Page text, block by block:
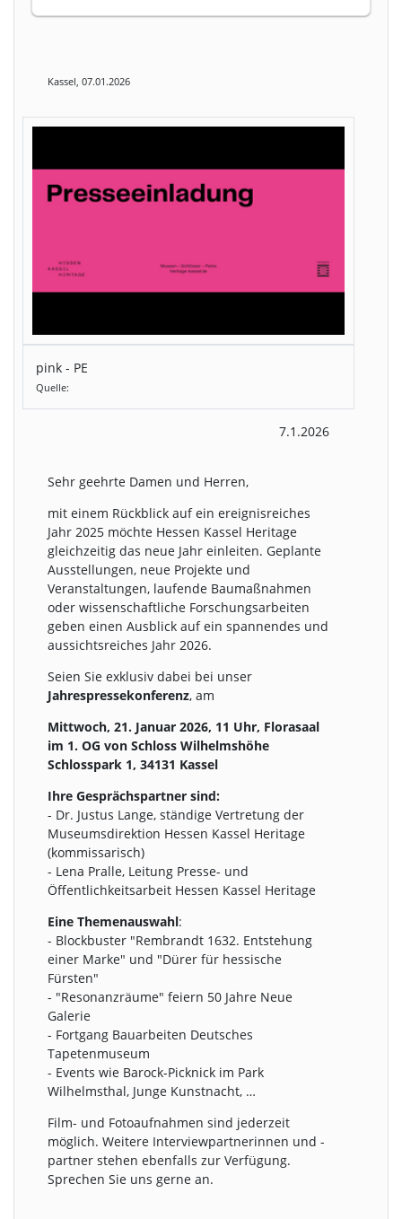
Kassel, 07.01.2026
pink - PE
Quelle:
7.1.2026
Sehr geehrte Damen und Herren,
mit einem Rückblick auf ein ereignisreiches
Jahr 2025 möchte Hessen Kassel Heritage
gleichzeitig das neue Jahr einleiten. Geplante
Ausstellungen, neue Projekte und
Veranstaltungen, laufende Baumaßnahmen
oder wissenschaftliche Forschungsarbeiten
geben einen Ausblick auf ein spannendes und
aussichtsreiches Jahr 2026.
Seien Sie exklusiv dabei bei unser
Jahrespressekonferenz, am
Mittwoch, 21. Januar 2026, 11 Uhr, Florasaal
im 1. OG von Schloss Wilhelmshöhe
Schlosspark 1, 34131 Kassel
Ihre Gesprächspartner sind:
- Dr. Justus Lange, ständige Vertretung der
Museumsdirektion Hessen Kassel Heritage
(kommissarisch)
- Lena Pralle, Leitung Presse- und
Öffentlichkeitsarbeit Hessen Kassel Heritage
Eine Themenauswahl:
- Blockbuster "Rembrandt 1632. Entstehung
einer Marke" und "Dürer für hessische
Fürsten"
- "Resonanzräume" feiern 50 Jahre Neue
Galerie
- Fortgang Bauarbeiten Deutsches
Tapetenmuseum
- Events wie Barock-Picknick im Park
Wilhelmsthal, Junge Kunstnacht, …
Film- und Fotoaufnahmen sind jederzeit
möglich. Weitere Interviewpartnerinnen und -
partner stehen ebenfalls zur Verfügung.
Sprechen Sie uns gerne an.